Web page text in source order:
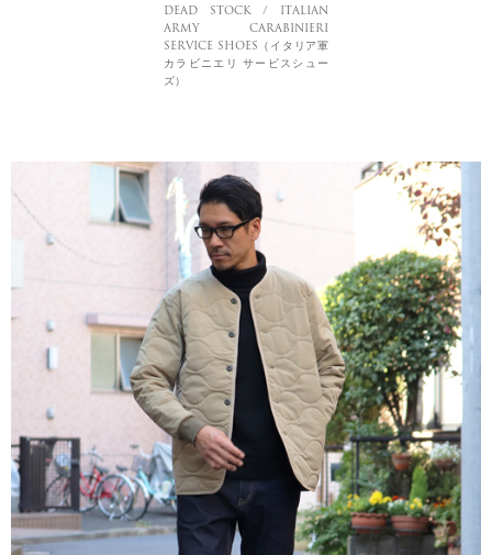
DEAD STOCK / ITALIAN
ARMY CARABINIERI
SERVICE SHOES（イタリア軍
カラビニエリ サービスシュー
ズ）